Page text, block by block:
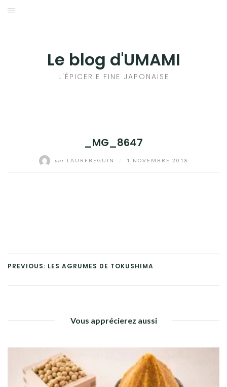
Aller
Le blog d'UMAMI
L'ÉPICERIE FINE JAPONAISE
_MG_8647
par LAUREBEGUIN 1 NOVEMBRE 2018
PREVIOUS: LES AGRUMES DE TOKUSHIMA
Vous apprécierez aussi